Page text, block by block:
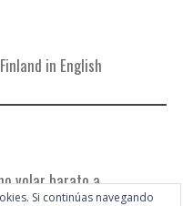
in English
volar barato a
Si continúas navegando